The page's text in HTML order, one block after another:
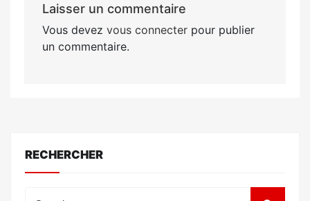
Laisser un commentaire
Vous devez vous connecterpour publier
un commentaire.
RECHERCHER